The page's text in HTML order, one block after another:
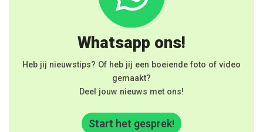
Whatsapp ons!
Heb jij nieuwstips? Of heb jij een boeiende foto of video
gemaakt?
Deel jouw nieuws met ons!
Start het gesprek!